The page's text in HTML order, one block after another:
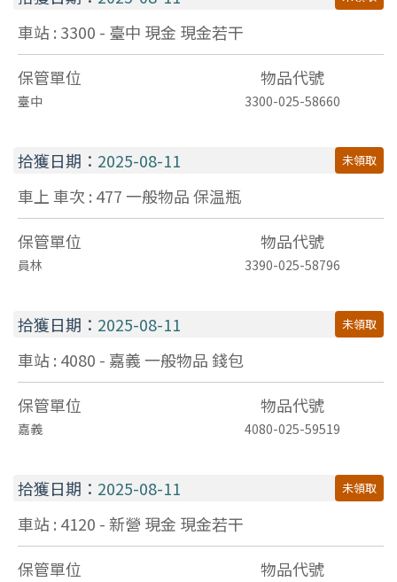
車站 : 3300 - 臺中 現金 現金若干
保管單位
物品代號
臺中 3300-025-58660
拾獲日期： 2025-08-11 未領取
車上 車次 : 477一般物品保温瓶
保管單位
物品代號
員林 3390-025-58796
拾獲日期： 2025-08-11 未領取
車站 : 4080 - 嘉義一般物品 錢包
保管單位
物品代號
嘉義 4080-025-59519
拾獲日期： 2025-08-11 未領取
車站 : 4120 - 新營 現金 現金若干
保管單位
物品代號